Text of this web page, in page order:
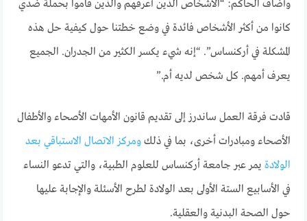
وأضاف الحاكم: “الأشخاص الذين أعرفهم والذين قاموا بحملة ضدي
كانوا من أكثر الأشخاص فائدة في وضع خطتنا حول كيفية حل هذه
المشكلة في أركنساس”. “إنه شيء يكسر الكثير من الجدران. الجميع
يعرف أمهم. كل شخص لديه أم.”
قادت فرقة العمل ساندرز إلى تقديم قانون الأمهات الأصحاء والأطفال
الأصحاء ومبادرات أخرى، بما في ذلكومركز الاتصال الاستباقي بعد
الولادة يمر عبر جامعة أركنساس للعلوم الطبية، والتي تدعو النساء
في الأسابيع الستة الأولى بعد الولادة لطرح الأسئلة والإجابة عليها
حول الصحة البدنية والعقلية.